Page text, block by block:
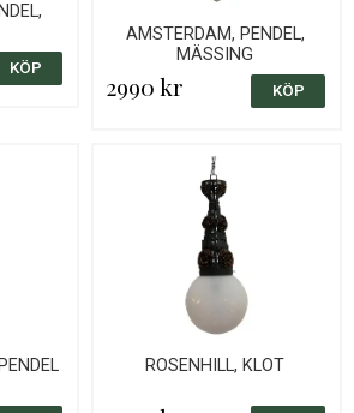
AMSTERDAM, PENDEL,
MÄSSING
2990 kr
ROSENHILL, KLOT